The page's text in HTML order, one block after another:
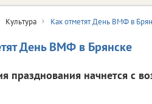
Культура Как отметят День ВМФ в
День ВМФ в Брянске
празднования начнется с